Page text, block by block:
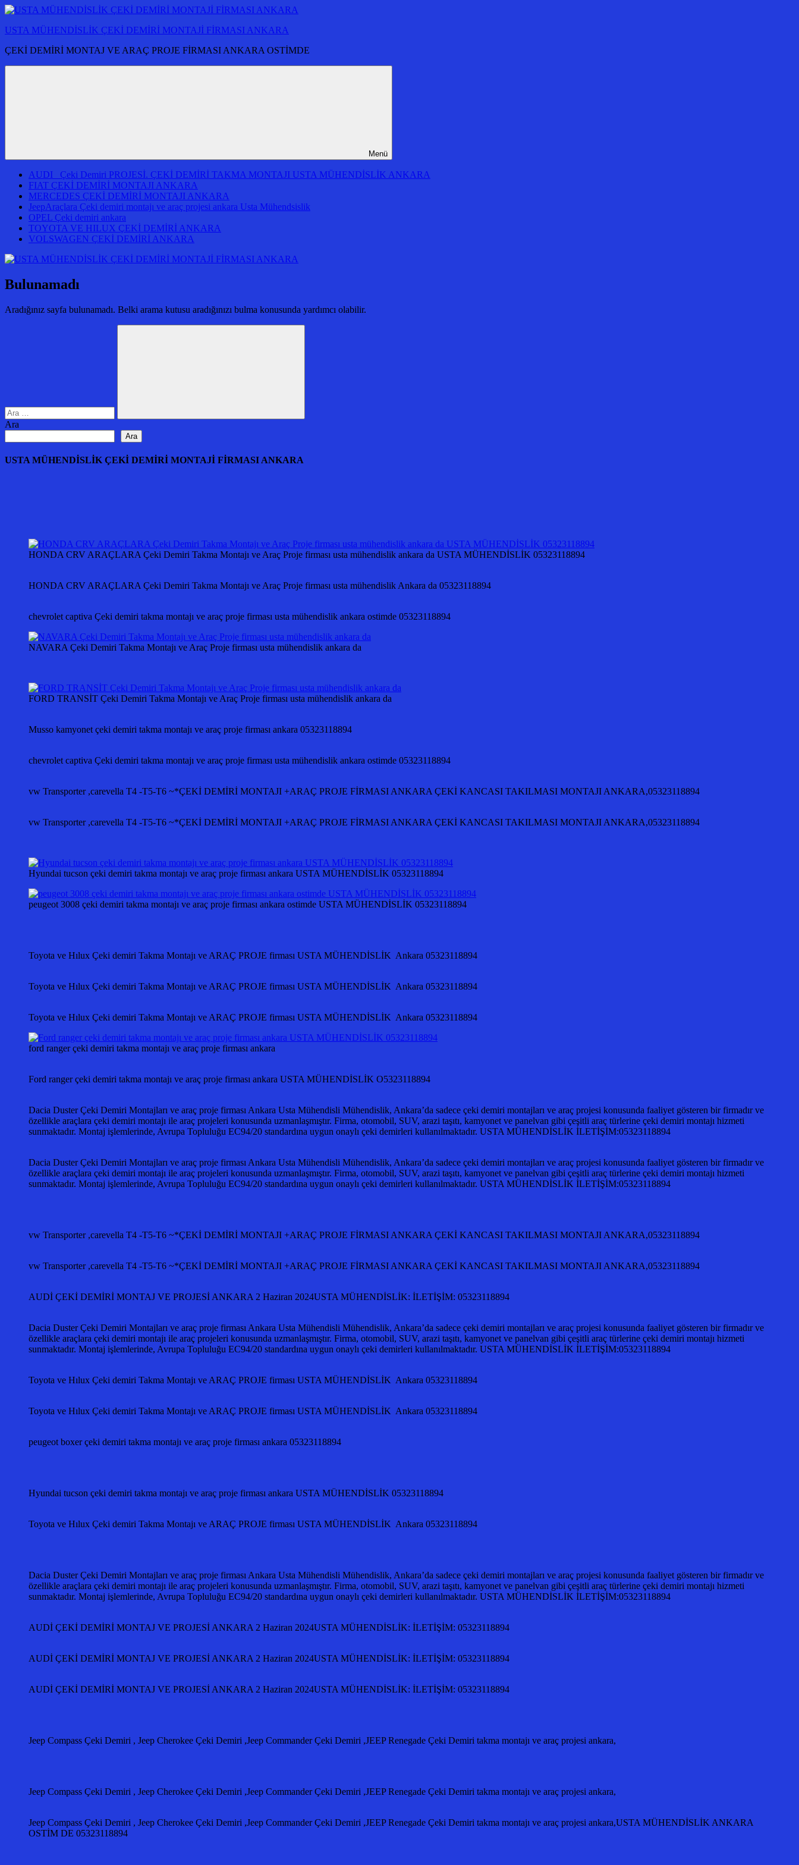
İçeriğe
USTA MÜHENDİSLİK ÇEKİ DEMİRİ MONTAJİ FİRMASI ANKARA
ÇEKİ DEMİRİ MONTAJ VE ARAÇ PROJE FİRMASI ANKARA OSTİMDE
Menü
AUDI Çeki Demiri PROJESİ. ÇEKİ DEMİRİ TAKMA MONTAJI USTA MÜHENDİSLİK ANKARA
FIAT ÇEKİ DEMİRİ MONTAJI ANKARA
MERCEDES ÇEKİ DEMİRİ MONTAJI ANKARA
JeepAraçlara Çeki demiri montajı ve araç projesi ankara Usta Mühendsislik
OPEL Çeki demiri ankara
TOYOTA VE HILUX ÇEKİ DEMİRİ ANKARA
VOLSWAGEN ÇEKİ DEMİRİ ANKARA
Bulunamadı
Aradığınız sayfa bulunamadı. Belki arama kutusu aradığınızı bulma konusunda yardımcı olabilir.
Ara
Ara
Ara
USTA MÜHENDİSLİK ÇEKİ DEMİRİ MONTAJİ FİRMASI ANKARA
HONDA CRV ARAÇLARA Çeki Demiri Takma Montajı ve Araç Proje firması usta mühendislik ankara da USTA MÜHENDİSLİK 05323118894
HONDA CRV ARAÇLARA Çeki Demiri Takma Montajı ve Araç Proje firması usta mühendislik Ankara da 05323118894
chevrolet captiva Çeki demiri takma montajı ve araç proje firması usta mühendislik ankara ostimde 05323118894
NAVARA Çeki Demiri Takma Montajı ve Araç Proje firması usta mühendislik ankara da
FORD TRANSİT Çeki Demiri Takma Montajı ve Araç Proje firması usta mühendislik ankara da
Musso kamyonet çeki demiri takma montajı ve araç proje firması ankara 05323118894
chevrolet captiva Çeki demiri takma montajı ve araç proje firması usta mühendislik ankara ostimde 05323118894
vw Transporter ,carevella T4 -T5-T6 ~*ÇEKİ DEMİRİ MONTAJI +ARAÇ PROJE FİRMASI ANKARA ÇEKİ KANCASI TAKILMASI MONTAJI ANKARA,05323118894
vw Transporter ,carevella T4 -T5-T6 ~*ÇEKİ DEMİRİ MONTAJI +ARAÇ PROJE FİRMASI ANKARA ÇEKİ KANCASI TAKILMASI MONTAJI ANKARA,05323118894
Hyundai tucson çeki demiri takma montajı ve araç proje firması ankara USTA MÜHENDİSLİK 05323118894
peugeot 3008 çeki demiri takma montajı ve araç proje firması ankara ostimde USTA MÜHENDİSLİK 05323118894
Toyota ve Hılux Çeki demiri Takma Montajı ve ARAÇ PROJE firması USTA MÜHENDİSLİK Ankara 05323118894
Toyota ve Hılux Çeki demiri Takma Montajı ve ARAÇ PROJE firması USTA MÜHENDİSLİK Ankara 05323118894
Toyota ve Hılux Çeki demiri Takma Montajı ve ARAÇ PROJE firması USTA MÜHENDİSLİK Ankara 05323118894
ford ranger çeki demiri takma montajı ve araç proje firması ankara
Ford ranger çeki demiri takma montajı ve araç proje firması ankara USTA MÜHENDİSLİK O5323118894
Dacia Duster Çeki Demiri Montajları ve araç proje firması Ankara Usta Mühendisli Mühendislik, Ankara’da sadece çeki demiri montajları ve araç projesi konusunda faaliyet gösteren bir firmadır ve
özellikle araçlara çeki demiri montajı ile araç projeleri konusunda uzmanlaşmıştır. Firma, otomobil, SUV, arazi taşıtı, kamyonet ve panelvan gibi çeşitli araç türlerine çeki demiri montajı hizmeti
sunmaktadır. Montaj işlemlerinde, Avrupa Topluluğu EC94/20 standardına uygun onaylı çeki demirleri kullanılmaktadır. USTA MÜHENDİSLİK İLETİŞİM:05323118894
Dacia Duster Çeki Demiri Montajları ve araç proje firması Ankara Usta Mühendisli Mühendislik, Ankara’da sadece çeki demiri montajları ve araç projesi konusunda faaliyet gösteren bir firmadır ve
özellikle araçlara çeki demiri montajı ile araç projeleri konusunda uzmanlaşmıştır. Firma, otomobil, SUV, arazi taşıtı, kamyonet ve panelvan gibi çeşitli araç türlerine çeki demiri montajı hizmeti
sunmaktadır. Montaj işlemlerinde, Avrupa Topluluğu EC94/20 standardına uygun onaylı çeki demirleri kullanılmaktadır. USTA MÜHENDİSLİK İLETİŞİM:05323118894
vw Transporter ,carevella T4 -T5-T6 ~*ÇEKİ DEMİRİ MONTAJI +ARAÇ PROJE FİRMASI ANKARA ÇEKİ KANCASI TAKILMASI MONTAJI ANKARA,05323118894
vw Transporter ,carevella T4 -T5-T6 ~*ÇEKİ DEMİRİ MONTAJI +ARAÇ PROJE FİRMASI ANKARA ÇEKİ KANCASI TAKILMASI MONTAJI ANKARA,05323118894
AUDİ ÇEKİ DEMİRİ MONTAJ VE PROJESİ ANKARA 2 Haziran 2024USTA MÜHENDİSLİK: İLETİŞİM: 05323118894
Dacia Duster Çeki Demiri Montajları ve araç proje firması Ankara Usta Mühendisli Mühendislik, Ankara’da sadece çeki demiri montajları ve araç projesi konusunda faaliyet gösteren bir firmadır ve
özellikle araçlara çeki demiri montajı ile araç projeleri konusunda uzmanlaşmıştır. Firma, otomobil, SUV, arazi taşıtı, kamyonet ve panelvan gibi çeşitli araç türlerine çeki demiri montajı hizmeti
sunmaktadır. Montaj işlemlerinde, Avrupa Topluluğu EC94/20 standardına uygun onaylı çeki demirleri kullanılmaktadır. USTA MÜHENDİSLİK İLETİŞİM:05323118894
Toyota ve Hılux Çeki demiri Takma Montajı ve ARAÇ PROJE firması USTA MÜHENDİSLİK Ankara 05323118894
Toyota ve Hılux Çeki demiri Takma Montajı ve ARAÇ PROJE firması USTA MÜHENDİSLİK Ankara 05323118894
peugeot boxer çeki demiri takma montajı ve araç proje firması ankara 05323118894
Hyundai tucson çeki demiri takma montajı ve araç proje firması ankara USTA MÜHENDİSLİK 05323118894
Toyota ve Hılux Çeki demiri Takma Montajı ve ARAÇ PROJE firması USTA MÜHENDİSLİK Ankara 05323118894
Dacia Duster Çeki Demiri Montajları ve araç proje firması Ankara Usta Mühendisli Mühendislik, Ankara’da sadece çeki demiri montajları ve araç projesi konusunda faaliyet gösteren bir firmadır ve
özellikle araçlara çeki demiri montajı ile araç projeleri konusunda uzmanlaşmıştır. Firma, otomobil, SUV, arazi taşıtı, kamyonet ve panelvan gibi çeşitli araç türlerine çeki demiri montajı hizmeti
sunmaktadır. Montaj işlemlerinde, Avrupa Topluluğu EC94/20 standardına uygun onaylı çeki demirleri kullanılmaktadır. USTA MÜHENDİSLİK İLETİŞİM:05323118894
AUDİ ÇEKİ DEMİRİ MONTAJ VE PROJESİ ANKARA 2 Haziran 2024USTA MÜHENDİSLİK: İLETİŞİM: 05323118894
AUDİ ÇEKİ DEMİRİ MONTAJ VE PROJESİ ANKARA 2 Haziran 2024USTA MÜHENDİSLİK: İLETİŞİM: 05323118894
AUDİ ÇEKİ DEMİRİ MONTAJ VE PROJESİ ANKARA 2 Haziran 2024USTA MÜHENDİSLİK: İLETİŞİM: 05323118894
Jeep Compass Çeki Demiri , Jeep Cherokee Çeki Demiri ,Jeep Commander Çeki Demiri ,JEEP Renegade Çeki Demiri takma montajı ve araç projesi ankara,
Jeep Compass Çeki Demiri , Jeep Cherokee Çeki Demiri ,Jeep Commander Çeki Demiri ,JEEP Renegade Çeki Demiri takma montajı ve araç projesi ankara,
Jeep Compass Çeki Demiri , Jeep Cherokee Çeki Demiri ,Jeep Commander Çeki Demiri ,JEEP Renegade Çeki Demiri takma montajı ve araç projesi ankara,USTA MÜHENDİSLİK ANKARA
OSTİM DE 05323118894